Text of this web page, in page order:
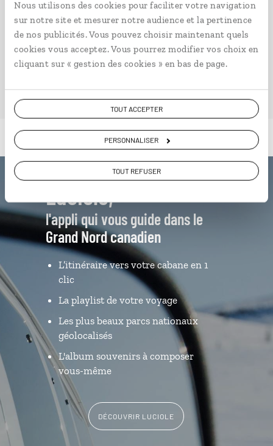
Nous utilisons des cookies pour faciliter votre navigation
sur notre site et mesurer notre audience et la pertinence
de nos publicités. Vous pouvez choisir maintenant quels
cookies vous acceptez. Vous pourrez modifier vos choix en
cliquant sur « gestion des cookies » en bas de page.
TOUT ACCEPTER
PERSONNALISER
TOUT REFUSER
et ceux que passionnent les découvertes et
rencontres du bout du monde, il fait naître une
irrésistible envie d’aller voir ailleurs.
Luciole,
l'appli qui vous guide dans le
Grand Nord canadien
L’itinéraire vers votre cabane en 1
clic
La playlist de votre voyage
Les plus beaux parcs nationaux
géolocalisés
L'album souvenirs à composer
vous-même
DÉCOUVRIR LUCIOLE